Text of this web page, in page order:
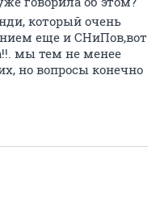
который очень
еще и СНиПов,вот
мы тем не менее
но вопросы конечно